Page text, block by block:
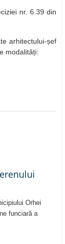
nr. 6.39 din
arhitectului-șef
modalități:
Orhei
funciară a